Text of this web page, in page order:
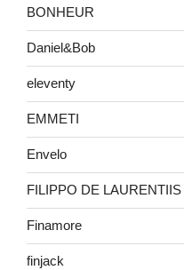
BONHEUR
Daniel&Bob
eleventy
EMMETI
Envelo
FILIPPO DE LAURENTIIS
Finamore
finjack